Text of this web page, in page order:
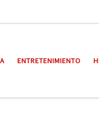
ENTRETENIMIENTO